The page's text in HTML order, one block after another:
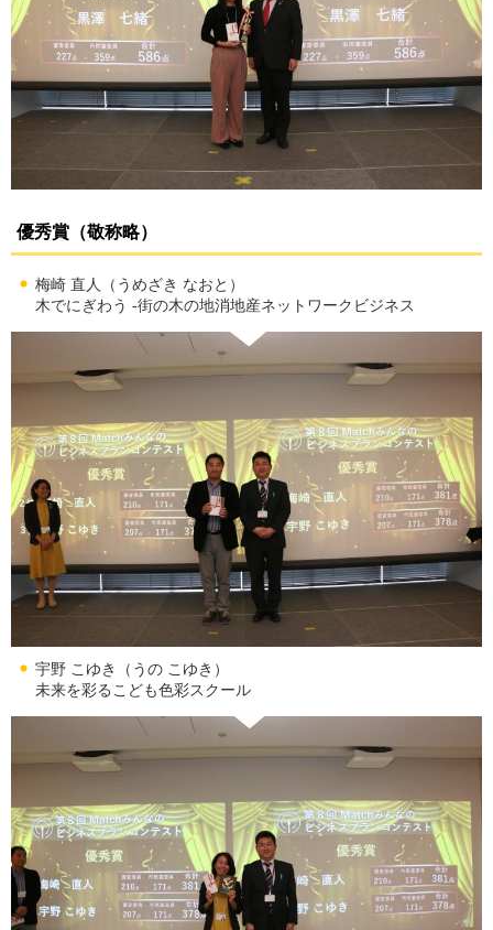
優秀賞（敬称略）
梅崎 直人（うめざき なおと）
木でにぎわう -街の木の地消地産ネットワークビジネス
宇野 こゆき（うの こゆき）
未来を彩るこども色彩スクール